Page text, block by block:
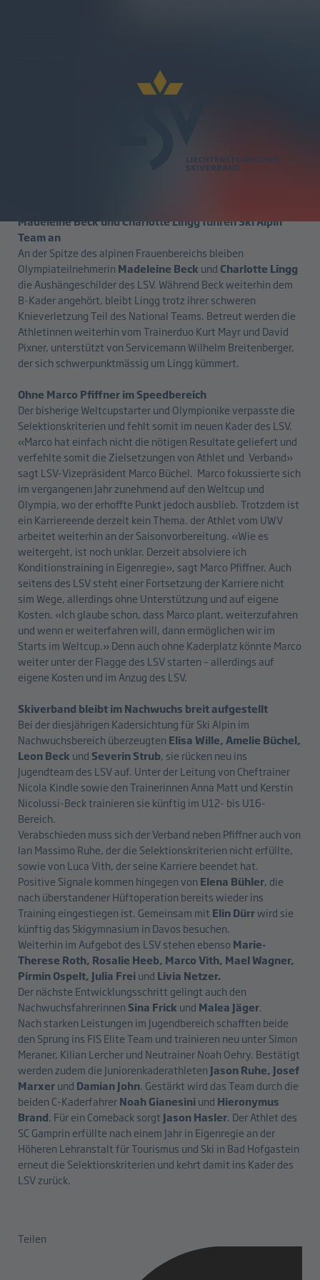
Madeleine Beck und Charlotte Lingg führen Ski Alpin
Team an
An der Spitze des alpinen Frauenbereichs bleiben
Olympiateilnehmerin Madeleine Beck und Charlotte Lingg
die Aushängeschilder des LSV. Während Beck weiterhin dem
B-Kader angehört, bleibt Lingg trotz ihrer schweren
Knieverletzung Teil des National Teams. Betreut werden die
Athletinnen weiterhin vom Trainerduo Kurt Mayr und David
Pixner, unterstützt von Servicemann Wilhelm Breitenberger,
der sich schwerpunktmässig um Lingg kümmert.
Ohne Marco Pfiffner im Speedbereich
Der bisherige Weltcupstarter und Olympionike verpasste die
Selektionskriterien und fehlt somit im neuen Kader des LSV.
«Marco hat einfach nicht die nötigen Resultate geliefert und
verfehlte somit die Zielsetzungen von Athlet und Verband»
sagt LSV-Vizepräsident Marco Büchel. Marco fokussierte sich
im vergangenen Jahr zunehmend auf den Weltcup und
Olympia, wo der erhoffte Punkt jedoch ausblieb. Trotzdem ist
ein Karriereende derzeit kein Thema. der Athlet vom UWV
arbeitet weiterhin an der Saisonvorbereitung. «Wie es
weitergeht, ist noch unklar. Derzeit absolviere ich
Konditionstraining in Eigenregie», sagt Marco Pfiffner. Auch
seitens des LSV steht einer Fortsetzung der Karriere nicht
sim Wege, allerdings ohne Unterstützung und auf eigene
Kosten. «Ich glaube schon, dass Marco plant, weiterzufahren
und wenn er weiterfahren will, dann ermöglichen wir im
Starts im Weltcup.» Denn auch ohne Kaderplatz könnte Marco
weiter unter der Flagge des LSV starten – allerdings auf
eigene Kosten und im Anzug des LSV.
Skiverband bleibt im Nachwuchs breit aufgestellt
Bei der diesjährigen Kadersichtung für Ski Alpin im
Nachwuchsbereich überzeugten Elisa Wille, Amelie Büchel,
Leon Beck und Severin Strub, sie rücken neu ins
Jugendteam des LSV auf. Unter der Leitung von Cheftrainer
Nicola Kindle sowie den Trainerinnen Anna Matt und Kerstin
Nicolussi-Beck trainieren sie künftig im U12- bis U16-
Bereich.
Verabschieden muss sich der Verband neben Pfiffner auch von
Ian Massimo Ruhe, der die Selektionskriterien nicht erfüllte,
sowie von Luca Vith, der seine Karriere beendet hat.
Positive Signale kommen hingegen von Elena Bühler, die
nach überstandener Hüftoperation bereits wieder ins
Training eingestiegen ist. Gemeinsam mit Elin Dürrwird sie
künftig das Skigymnasium in Davos besuchen.
Weiterhin im Aufgebot des LSV stehen ebenso Marie-
Therese Roth, Rosalie Heeb, Marco Vith, Mael Wagner,
Pirmin Ospelt, Julia Freiund Livia Netzer.
Der nächste Entwicklungsschritt gelingt auch den
Nachwuchsfahrerinnen Sina Frick und Malea Jäger.
Nach starken Leistungen im Jugendbereich schafften beide
den Sprung ins FIS Elite Team und trainieren neu unter Simon
Meraner, Kilian Lercher und Neutrainer Noah Oehry. Bestätigt
werden zudem die Juniorenkaderathleten Jason Ruhe, Josef
Marxerund Damian John. Gestärkt wird das Team durch die
beiden C-KaderfahrerNoah Gianesiniund Hieronymus
Brand. Für ein Comeback sorgt Jason Hasler. Der Athlet des
SC Gamprin erfüllte nach einem Jahr in Eigenregie an der
Höheren Lehranstalt für Tourismus und Ski in Bad Hofgastein
erneut die Selektionskriterien und kehrt damit ins Kader des
LSV zurück.
Teilen